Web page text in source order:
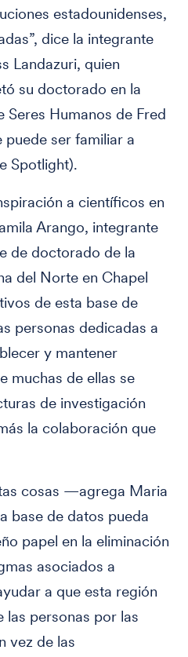
estadounidenses,
dice la integrante
Landazuri, quien
su doctorado en la
Seres Humanos de Fred
ser familiar a
Spotlight).
a científicos en
Arango, integrante
de doctorado de la
del Norte en Chapel
de esta base de
personas dedicadas a
y mantener
muchas de ellas se
de investigación
la colaboración que
cosas —agrega Maria
base de datos pueda
papel en la eliminación
asociados a
a que esta región
las personas por las
vez de las